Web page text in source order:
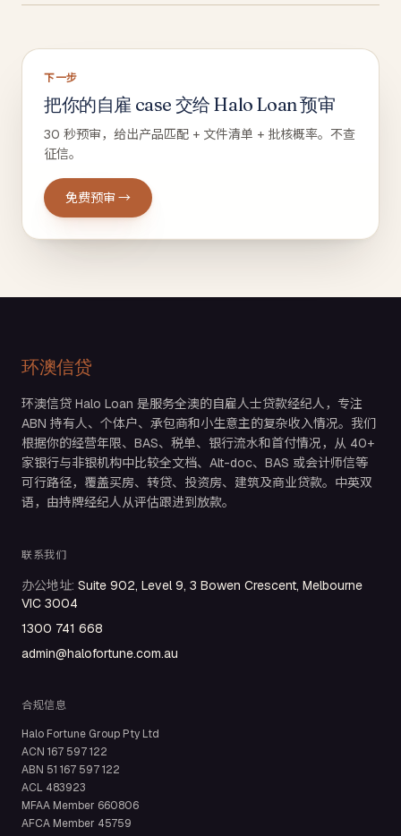
下一步
把你的自雇 case 交给 Halo Loan 预审
30 秒预审，给出产品匹配 + 文件清单 + 批核概率。不查
征信。
免费预审 →
环澳信贷
环澳信贷 Halo Loan 是服务全澳的自雇人士贷款经纪人，专注
ABN 持有人、个体户、承包商和小生意主的复杂收入情况。我们
根据你的经营年限、BAS、税单、银行流水和首付情况，从 40+
家银行与非银机构中比较全文档、Alt-doc、BAS 或会计师信等
可行路径，覆盖买房、转贷、投资房、建筑及商业贷款。中英双
语，由持牌经纪人从评估跟进到放款。
联系我们
办公地址: Suite 902, Level 9, 3 Bowen Crescent, Melbourne
VIC 3004
1300 741 668
admin@halofortune.com.au
合规信息
Halo Fortune Group Pty Ltd
ACN 167 597 122
ABN 51 167 597 122
ACL 483923
MFAA Member 660806
AFCA Member 45759